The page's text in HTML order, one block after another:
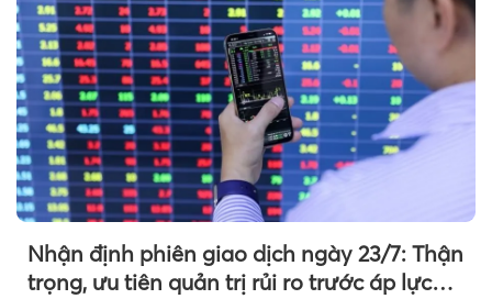
Nhận định phiên giao dịch ngày 23/7: Thận
trọng, ưu tiên quản trị rủi ro trước áp lực